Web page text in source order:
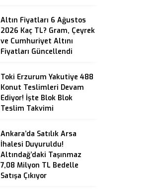
Altın Fiyatları 6 Ağustos
2026 Kaç TL? Gram, Çeyrek
ve Cumhuriyet Altını
Fiyatları Güncellendi
Toki Erzurum Yakutiye 488
Konut Teslimleri Devam
Ediyor! İşte Blok Blok
Teslim Takvimi
Ankara’da Satılık Arsa
İhalesi Duyuruldu!
Altındağ’daki Taşınmaz
7,08 Milyon TL Bedelle
Satışa Çıkıyor